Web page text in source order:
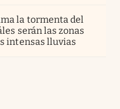
la tormenta del
serán las zonas
intensas lluvias